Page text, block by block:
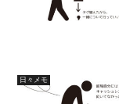
日々メモ